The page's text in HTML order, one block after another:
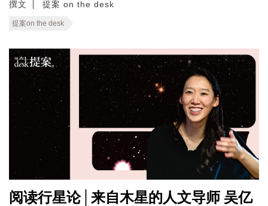
撰文 提案 on the desk
提案on the desk
阅读行星论│来自木星的人文导师 吴亿